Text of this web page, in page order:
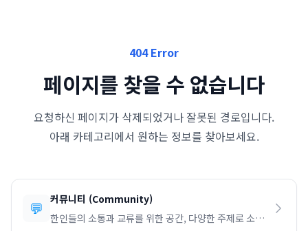
404 Error
페이지를 찾을 수 없습니다
요청하신 페이지가 삭제되었거나 잘못된 경로입니다.
아래 카테고리에서 원하는 정보를 찾아보세요.
💬 커뮤니티 (Community)
한인들의 소통과 교류를 위한 공간, 다양한 주제로 소통